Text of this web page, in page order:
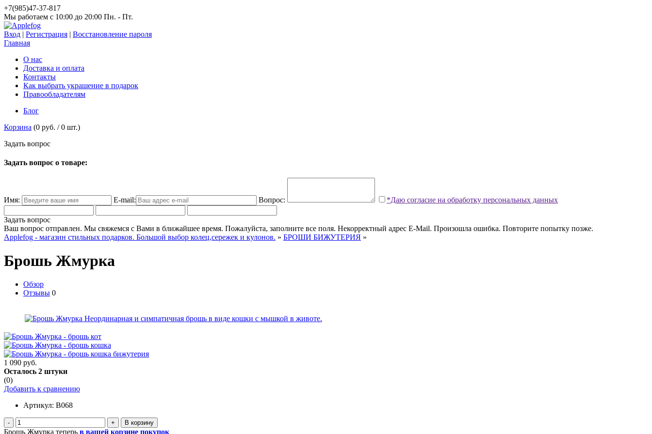
+7(985)47-37-817
Мы работаем c 10:00 до 20:00 Пн. - Пт.
Вход | Регистрация | Восстановление пароля
Главная
О нас
Доставка и оплата
Контакты
Как выбрать украшение в подарок
Правообладателям
Блог
Корзина (0 руб. /0 шт.)
Задать вопрос
Задать вопрос о товаре:
Имя: E-mail: Вопрос: *Даю согласие на обработку персональных данных
Задать вопрос
Ваш вопрос отправлен. Мы свяжемся с Вами в ближайшее время. Пожалуйста, заполните все поля. Некорректный адрес E-Mail. Произошла ошибка. Повторите попытку позже.
Applefog - магазин стильных подарков. Большой выбор колец,сережек и кулонов. » БРОШИ БИЖУТЕРИЯ »
Брошь Жмурка
Обзор
Отзывы 0
1 090 руб.
Осталось 2 штуки
(0)
Добавить к сравнению
Артикул: B068
- +
Брошь Жмурка теперь в вашей корзине покупок